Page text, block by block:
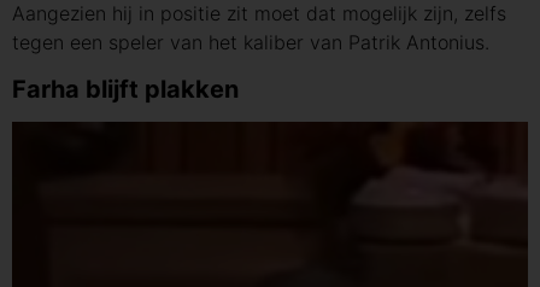
Aangezien hij in positie zit moet dat mogelijk zijn, zelfs
tegen een speler van het kaliber van Patrik Antonius.
Farha blijft plakken